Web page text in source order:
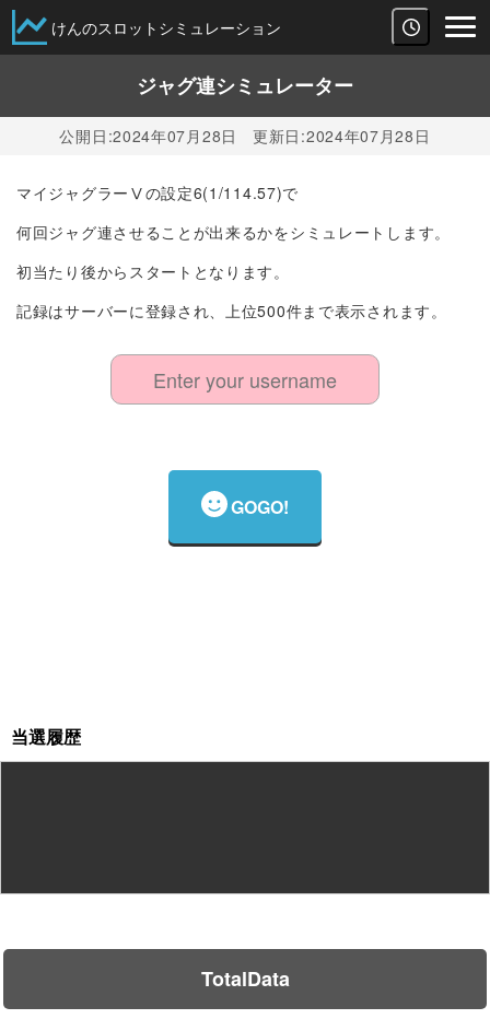
けんのスロットシミュレーション
ジャグ連シミュレーター
公開日:2024年07月28日 更新日:2024年07月28日
マイジャグラーⅤの設定6(1/114.57)で
何回ジャグ連させることが出来るかをシミュレートします。
初当たり後からスタートとなります。
記録はサーバーに登録され、上位500件まで表示されます。
GOGO!
当選履歴
TotalData